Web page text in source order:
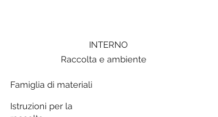
INTERNO
Raccolta e ambiente
Famiglia di materiali
Istruzioni per la